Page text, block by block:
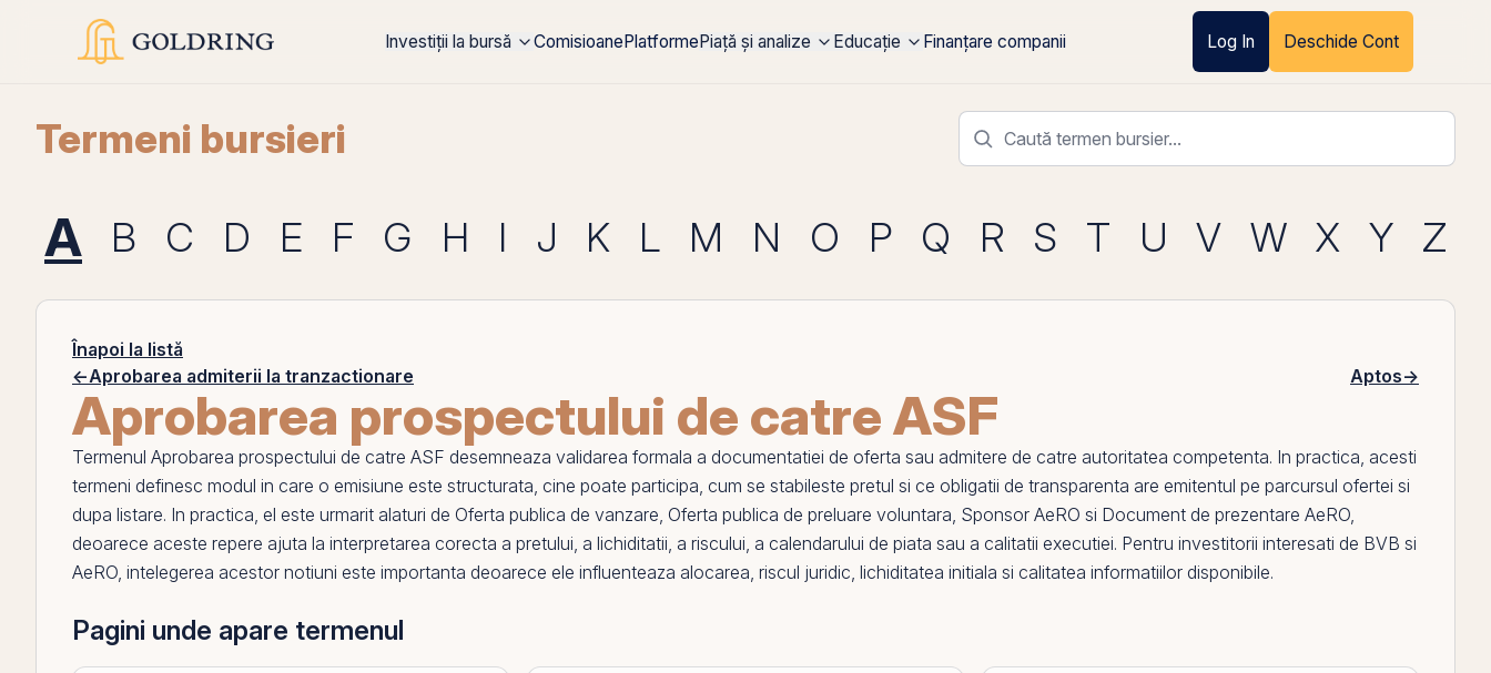
Investiții la bursă ComisioanePlatformePiață și analize Educație Finanțare companii Log In Deschide Cont
Termeni bursieri
A B C D E F G H I J K L M N O P Q R S T U V W X Y Z
Înapoi la listă
←Aprobarea admiterii la tranzactionare Aptos→
Aprobarea prospectului de catre ASF
Termenul Aprobarea prospectului de catre ASF desemneaza validarea formala a documentatiei de oferta sau admitere de catre autoritatea competenta. In practica, acesti
termeni definesc modul in care o emisiune este structurata, cine poate participa, cum se stabileste pretul si ce obligatii de transparenta are emitentul pe parcursul ofertei si
dupa listare. In practica, el este urmarit alaturi de Oferta publica de vanzare, Oferta publica de preluare voluntara, Sponsor AeRO si Document de prezentare AeRO,
deoarece aceste repere ajuta la interpretarea corecta a pretului, a lichiditatii, a riscului, a calendarului de piata sau a calitatii executiei. Pentru investitorii interesati de BVB si
AeRO, intelegerea acestor notiuni este importanta deoarece ele influenteaza alocarea, riscul juridic, lichiditatea initiala si calitatea informatiilor disponibile.
Pagini unde apare termenul